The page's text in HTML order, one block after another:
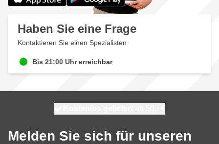
Haben Sie eine Frage
Kontaktieren Sie einen Spezialisten
Bis 21:00 Uhr erreichbar
Melden Sie sich für unseren